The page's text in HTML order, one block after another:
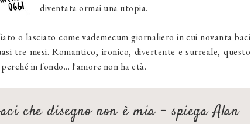
diventata ormai una utopia.
o lasciato come vademecum giornaliero in cui novanta baci
tre mesi. Romantico, ironico, divertente e surreale, questo
in fondo... l'amore non ha età.
che disegno non è mia – spiega Alan